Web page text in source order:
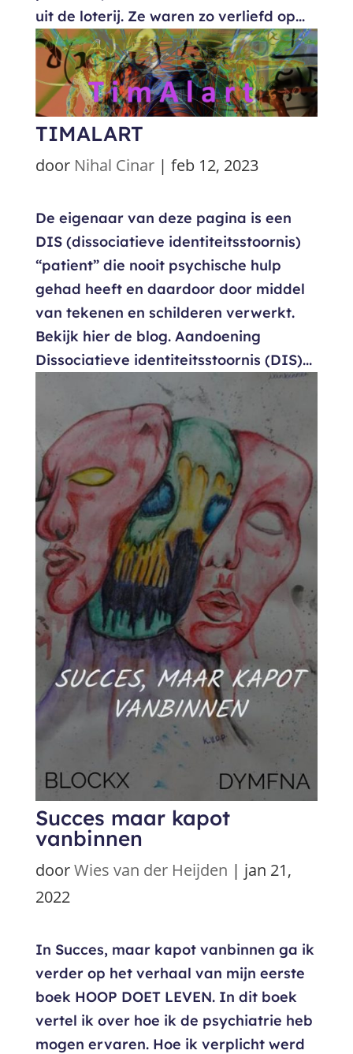
uit de loterij. Ze waren zo verliefd op...
TIMALART
door Nihal Cinar| feb 12, 2023
De eigenaar van deze pagina is een
DIS (dissociatieve identiteitsstoornis)
“patient” die nooit psychische hulp
gehad heeft en daardoor door middel
van tekenen en schilderen verwerkt.
Bekijk hier de blog. Aandoening
Dissociatieve identiteitsstoornis (DIS)...
Succes maar kapot
vanbinnen
doorWies van der Heijden | jan 21,
2022
In Succes, maar kapot vanbinnen ga ik
verder op het verhaal van mijn eerste
boek HOOP DOET LEVEN. In dit boek
vertel ik over hoe ik de psychiatrie heb
mogen ervaren. Hoe ik verplicht werd